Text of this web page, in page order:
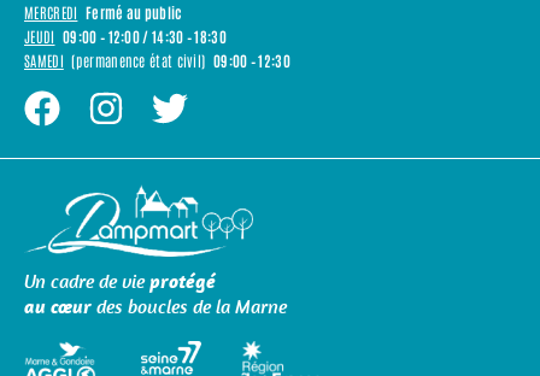
MERCREDI Fermé au public
JEUDI 09:00 – 12:00 / 14:30 – 18:30
SAMEDI (permanence état civil) 09:00 – 12:30
Un cadre de vieprotégé
au cœur des boucles de la Marne